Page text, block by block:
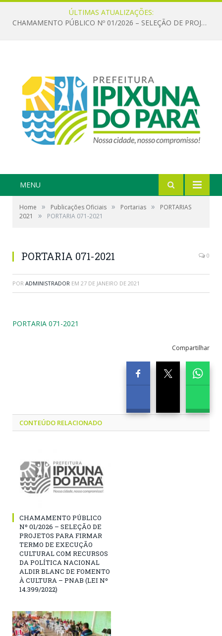
ÚLTIMAS ATUALIZAÇÕES:
CHAMAMENTO PÚBLICO Nº 01/2026 – SELEÇÃO DE PROJETOS PARA FIRMAR TERMO DE EXECUÇÃO CULTURAL COM RECURSOS DA POLÍTICA NACIONAL ALDIR BLANC DE FOMENTO À CULTURA – PNAB (LEI Nº 14.399/2022)
MENU
Home » Publicações Oficiais » Portarias »
PORTARIAS
2021
» PORTARIA 071-2021
PORTARIA 071-2021 0
POR ADMINISTRADOR EM 27 DE JANEIRO DE 2021
PORTARIA 071-2021
Compartilhar
CONTEÚDO RELACIONADO
CHAMAMENTO PÚBLICO
Nº 01/2026 – SELEÇÃO DE
PROJETOS PARA FIRMAR
TERMO DE EXECUÇÃO
CULTURAL COM RECURSOS
DA POLÍTICA NACIONAL
ALDIR BLANC DE FOMENTO
À CULTURA – PNAB (LEI Nº
14.399/2022)